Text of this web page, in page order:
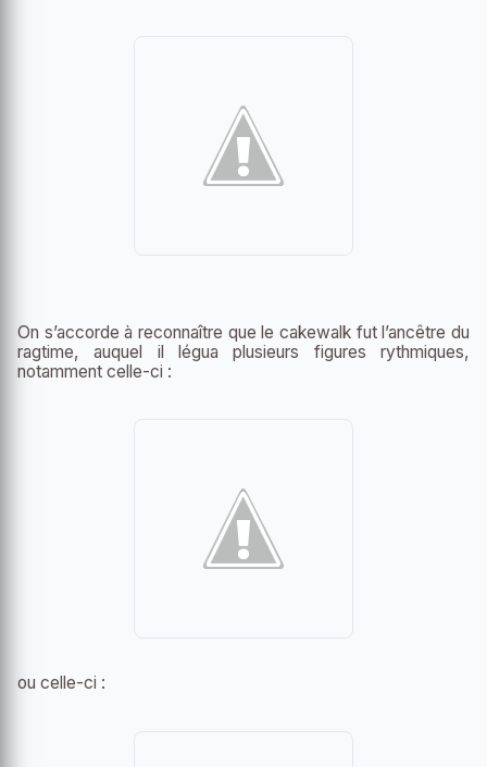
On s’accorde à reconnaître que le cakewalk fut l’ancêtre du
ragtime, auquel il légua plusieurs figures rythmiques,
notamment celle-ci :
ou celle-ci :